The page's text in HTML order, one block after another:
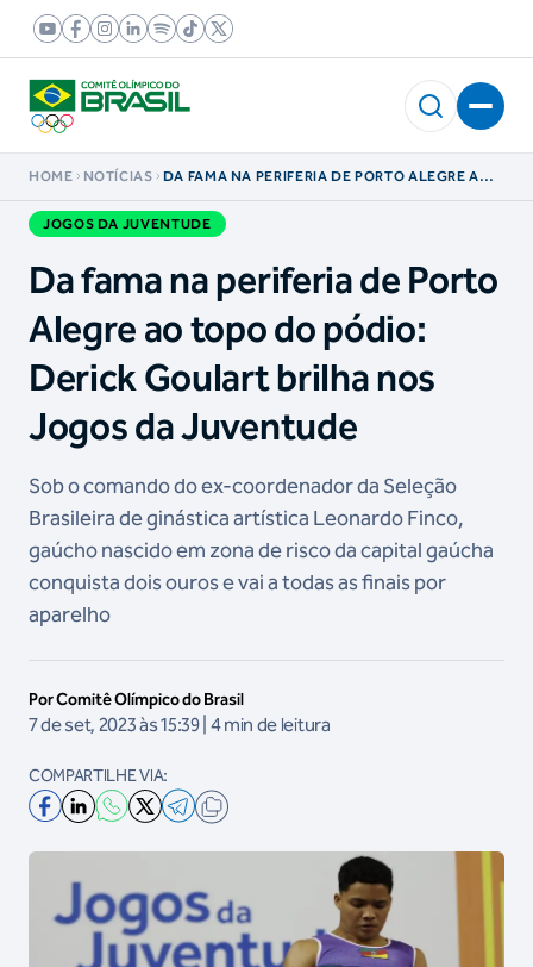
HOME NOTÍCIAS
DA FAMA NA PERIFERIA DE PORTO ALEGRE AO
NOS JOGOS DA JUVENTUDE
JOGOS DA JUVENTUDE
Da fama na periferia de Porto
Alegre ao topo do pódio:
Derick Goulart brilha nos
Jogos da Juventude
Sob o comando do ex-coordenador da Seleção
Brasileira de ginástica artística Leonardo Finco,
gaúcho nascido em zona de risco da capital gaúcha
conquista dois ouros e vai a todas as finais por
aparelho
Por Comitê Olímpico do Brasil
7 de set, 2023 às 15:39 | 4 min de leitura
COMPARTILHE VIA: